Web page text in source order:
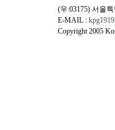
(우:03175) 서울
E-MAIL :
Copyright 2005